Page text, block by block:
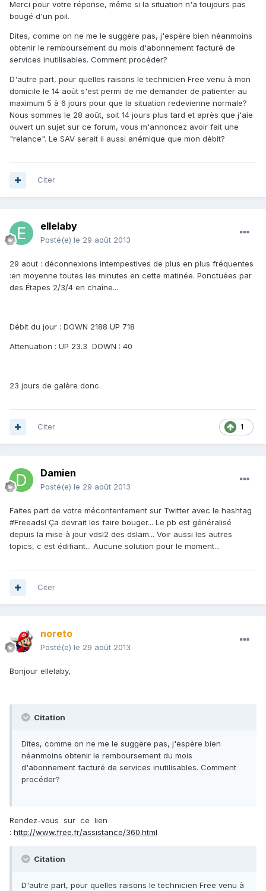
Merci pour votre réponse, même si la situation n'a toujours pas
bougé d'un poil.
Dites, comme on ne me le suggère pas, j'espère bien néanmoins
obtenir le remboursement du mois d'abonnement facturé de
services inutilisables. Comment procéder?
D'autre part, pour quelles raisons le technicien Free venu à mon
domicile le 14 août s'est permi de me demander de patienter au
maximum 5 à 6 jours pour que la situation redevienne normale?
Nous sommes le 28 août, soit 14 jours plus tard et après que j'aie
ouvert un sujet sur ce forum, vous m'annoncez avoir fait une
"relance". Le SAV serait il aussi anémique que mon débit?
Citer
ellelaby
Posté(e) le 29 août 2013
29 aout : déconnexions intempestives de plus en plus fréquentes
:en moyenne toutes les minutes en cette matinée. Ponctuées par
des Étapes 2/3/4 en chaîne...
Débit du jour : DOWN 2188 UP 718
Attenuation : UP 23.3 DOWN : 40
23 jours de galère donc.
1
Citer
Damien
Posté(e) le 29 août 2013
Faites part de votre mécontentement sur Twitter avec le hashtag
#Freeadsl Ça devrait les faire bouger... Le pb est généralisé
depuis la mise à jour vdsl2 des dslam... Voir aussi les autres
topics, c est édifiant... Aucune solution pour le moment...
Citer
noreto
Posté(e) le 29 août 2013
Bonjour ellelaby,
Citation
Dites, comme on ne me le suggère pas, j'espère bien
néanmoins obtenir le remboursement du mois
d'abonnement facturé de services inutilisables. Comment
procéder?
Rendez-vous sur ce lien
: http://www.free.fr/assistance/360.html
Citation
D'autre part, pour quelles raisons le technicien Free venu à